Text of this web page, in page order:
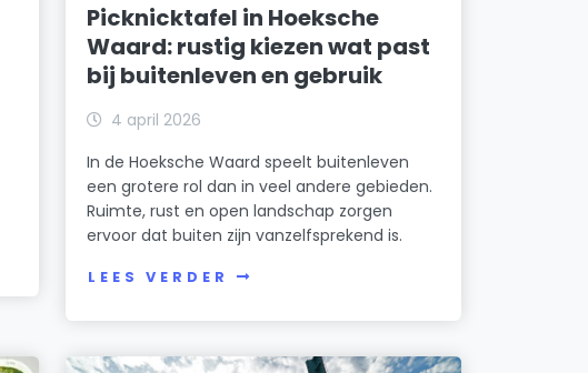
Picknicktafel in Hoeksche
Waard: rustig kiezen wat past
bij buitenleven en gebruik
4 april 2026
In de Hoeksche Waard speelt buitenleven
een grotere rol dan in veel andere gebieden.
Ruimte, rust en open landschap zorgen
ervoor dat buiten zijn vanzelfsprekend is.
LEES VERDER